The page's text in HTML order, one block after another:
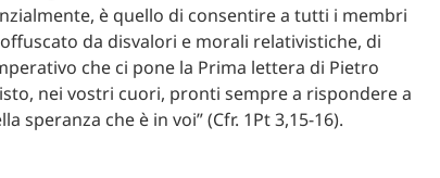
è quello di consentire a tutti i membri
da disvalori e morali relativistiche, di
che ci pone la Prima lettera di Pietro
nei vostri cuori, pronti sempre a rispondere a
speranza che è in voi” (Cfr. 1Pt 3,15-16).